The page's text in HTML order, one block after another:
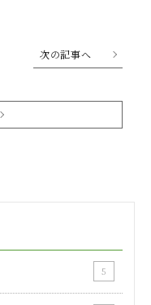
次の記事へ
5